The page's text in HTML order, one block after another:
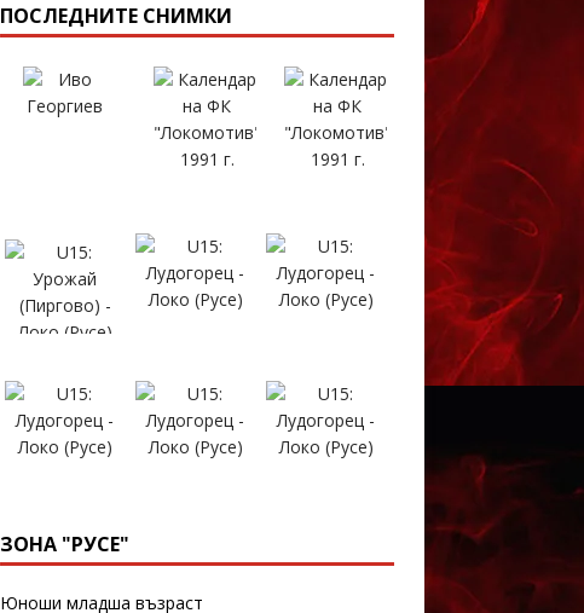
ПОСЛЕДНИТЕ СНИМКИ
ЗОНА "РУСЕ"
Юноши младша възраст